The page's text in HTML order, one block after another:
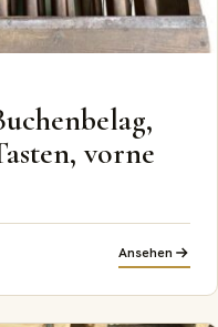
vorne
Ansehen